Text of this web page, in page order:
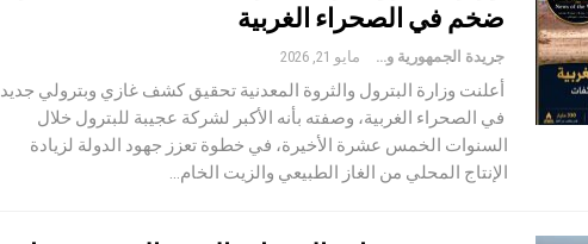
ضخم في الصحراء الغربية
جريدة الجمهورية والعالم مايو 21, 2026
أعلنت وزارة البترول والثروة المعدنية تحقيق كشف غازي وبترولي جديد
في الصحراء الغربية، وصفته بأنه الأكبر لشركة عجيبة للبترول خلال
السنوات الخمس عشرة الأخيرة، في خطوة تعزز جهود الدولة لزيادة
الإنتاج المحلي من الغاز الطبيعي والزيت الخام…